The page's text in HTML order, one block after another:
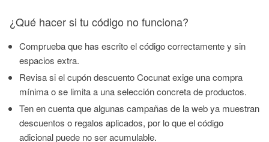
¿Qué hacer si tu código no funciona?
Comprueba que has escrito el código correctamente y sin
espacios extra.
Revisa si el cupón descuento Cocunat exige una compra
mínima o se limita a una selección concreta de productos.
Ten en cuenta que algunas campañas de la web ya muestran
descuentos o regalos aplicados, por lo que el código
adicional puede no ser acumulable.